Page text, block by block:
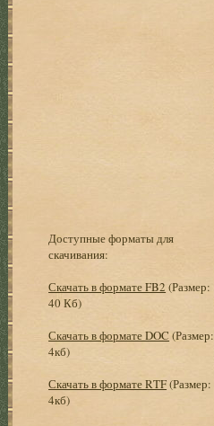
Доступные форматы для
скачивания:
Скачать в формате FB2 (Размер:
40 Кб)
Скачать в формате DOC (Размер:
4кб)
Скачать в формате RTF(Размер:
4кб)